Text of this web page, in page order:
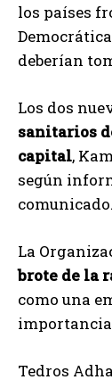
los países
deberían
Los dos
sanitarios
capital,
según
comunicado.
La
brote de la
como una
Tedros